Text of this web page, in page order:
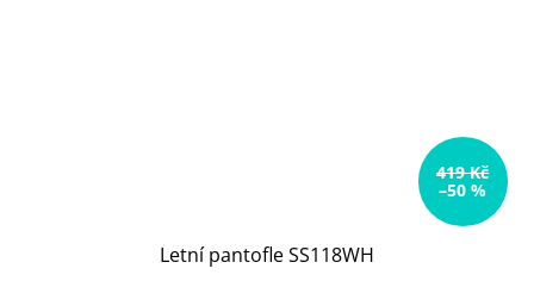
419 Kč
–50 %
Letní pantofle SS118WH